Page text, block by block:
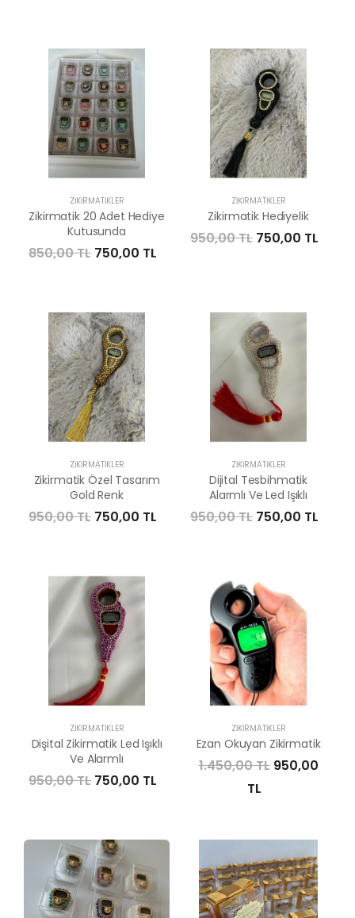
ZIKIRMATIKLER
Zikirmatik 20 Adet Hediye
Kutusunda
850,00 TL 750,00 TL
ZIKIRMATIKLER
Zikirmatik Hediyelik
950,00 TL 750,00 TL
ZIKIRMATIKLER
Zikirmatik Özel Tasarım
Gold Renk
950,00 TL 750,00 TL
ZIKIRMATIKLER
Dijital Tesbihmatik
Alarmlı Ve Led Işıklı
950,00 TL 750,00 TL
ZIKIRMATIKLER
Dişital Zikirmatik Led Işıklı
Ve Alarmlı
950,00 TL 750,00 TL
ZIKIRMATIKLER
Ezan Okuyan Zikirmatik
1.450,00 TL 950,00
TL